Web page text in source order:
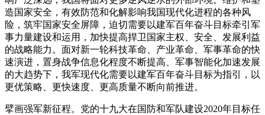
造国家安全，有效防范和化解影响我国现代化进程的各种风
险，筑牢国家安全屏障，迫切需要以建军百年奋斗目标牵引军
事力量建设和运用，加快提高捍卫国家主权、安全、发展利益
的战略能力。面对新一轮科技革命、产业革命、军事革命的快
速演进，置身战争信息化程度不断提高、军事智能化加速发展
的大趋势下，我军现代化需要以建军百年奋斗目标为指引，以
更优策略、更快速度、更高质量不断向前推进。
擘画强军新征程。党的十九大在国防和军队建设2020年目标任